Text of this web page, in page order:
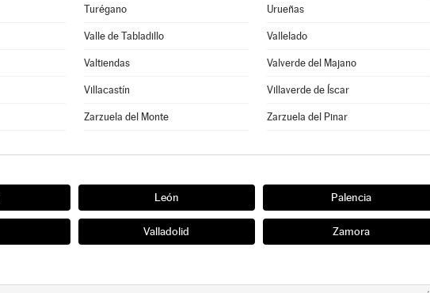
Turégano Urueñas
Valle de Tabladillo Vallelado
Valtiendas Valverde del Majano
Villacastín Villaverde de Íscar
Zarzuela del Monte Zarzuela del Pinar
León Palencia
Valladolid Zamora